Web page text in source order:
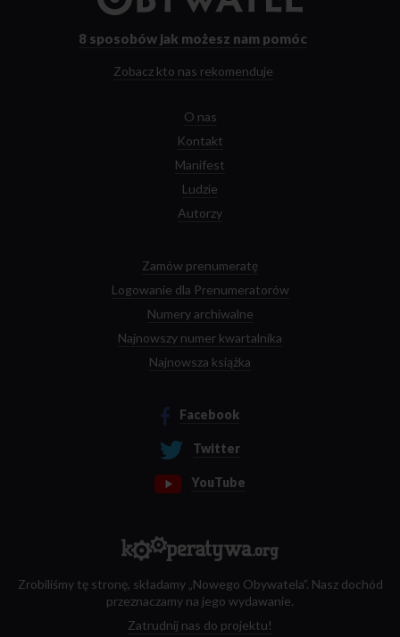
strony
8 sposobów jak możesz nam pomóc
Zobacz kto nas rekomenduje
O nas
Kontakt
Manifest
Ludzie
Autorzy
Zamów prenumeratę
Logowanie dla Prenumeratorów
Numery archiwalne
Najnowszy numer kwartalnika
Najnowsza książka
Facebook
Twitter
YouTube
Zrobiliśmy tę stronę, składamy „Nowego Obywatela”. Nasz dochód
przeznaczamy na jego wydawanie.
Zatrudnij nas do projektu!